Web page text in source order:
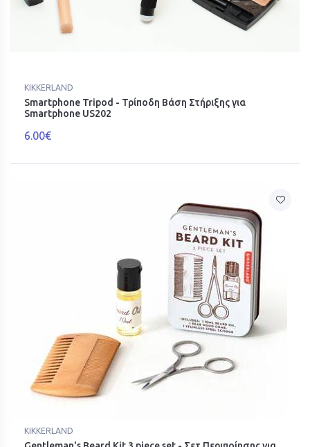
KIKKERLAND
Smartphone Tripod - Τρίποδη Βάση Στήριξης για
Smartphone US202
6.00€
KIKKERLAND